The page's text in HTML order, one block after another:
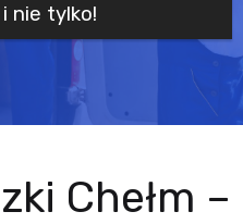
nie tylko!
Chełm –